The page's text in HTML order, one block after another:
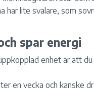
har lite svalare, som
spar energi
enhet är att
en vecka och kanske